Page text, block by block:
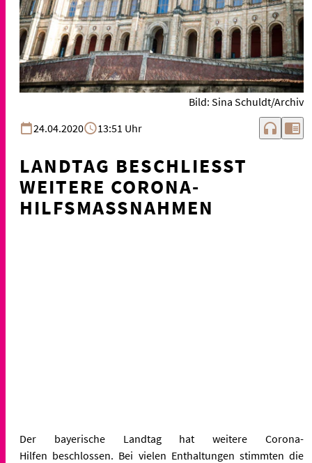
Bild: Sina Schuldt/Archiv
24.04.2020
13:51 Uhr headphones chrome_reader_mode
LANDTAG BESCHLIESST W
EITERE CORONA-H
ILFSMASSNAHMEN
Der bayerische Landtag hat weitere Corona-
Hilfen beschlossen. Bei vielen Enthaltungen stimmten die